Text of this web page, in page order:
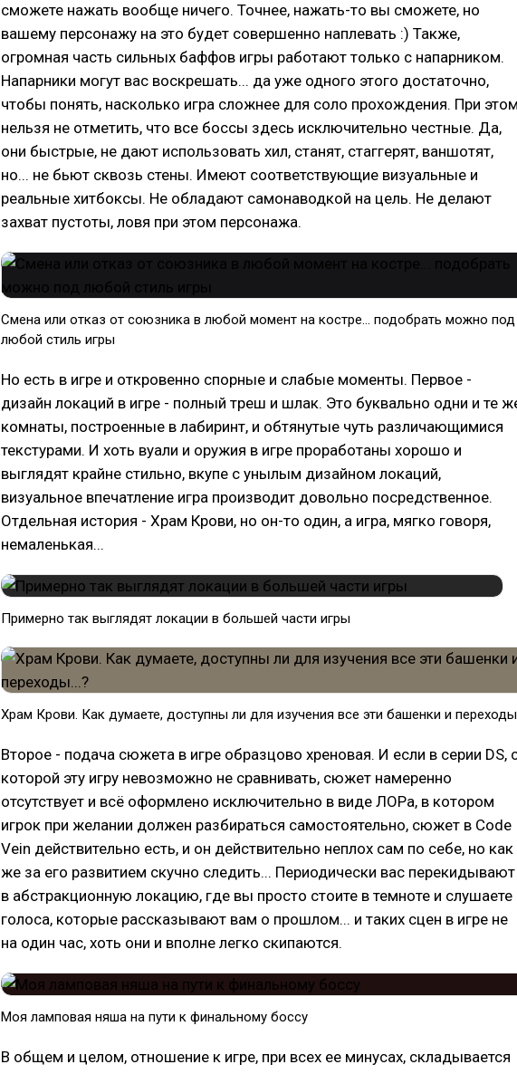
сможете нажать вообще ничего. Точнее, нажать-то вы сможете, но
вашему персонажу на это будет совершенно наплевать :) Также,
огромная часть сильных баффов игры работают только с напарником.
Напарники могут вас воскрешать... да уже одного этого достаточно,
чтобы понять, насколько игра сложнее для соло прохождения. При
нельзя не отметить, что все боссы здесь исключительно честные. Да,
они быстрые, не дают использовать хил, станят, стаггерят, ваншотят,
но... не бьют сквозь стены. Имеют соответствующие визуальные и
реальные хитбоксы. Не обладают самонаводкой на цель. Не делают
захват пустоты, ловя при этом персонажа.
Смена или отказ от союзника в любой момент на костре... подобрать можно под
любой стиль игры
Но есть в игре и откровенно спорные и слабые моменты. Первое -
дизайн локаций в игре - полный треш и шлак. Это буквально одни и те
комнаты, построенные в лабиринт, и обтянутые чуть различающимися
текстурами. И хоть вуали и оружия в игре проработаны хорошо и
выглядят крайне стильно, вкупе с унылым дизайном локаций,
визуальное впечатление игра производит довольно посредственное.
Отдельная история - Храм Крови, но он-то один, а игра, мягко говоря,
немаленькая...
Примерно так выглядят локации в большей части игры
Храм Крови. Как думаете, доступны ли для изучения все эти башенки и
Второе - подача сюжета в игре образцово хреновая. И если в серии DS,
которой эту игру невозможно не сравнивать, сюжет намеренно
отсутствует и всё оформлено исключительно в виде ЛОРа, в котором
игрок при желании должен разбираться самостоятельно, сюжет в Code
Vein действительно есть, и он действительно неплох сам по себе, но как
же за его развитием скучно следить... Периодически вас перекидывают
в абстракционную локацию, где вы просто стоите в темноте и слушаете
голоса, которые рассказывают вам о прошлом... и таких сцен в игре не
на один час, хоть они и вполне легко скипаются.
Моя ламповая няша на пути к финальному боссу
В общем и целом, отношение к игре, при всех ее минусах, складывается